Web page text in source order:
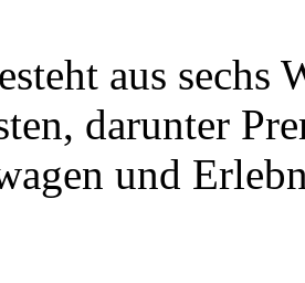
aus sechs
darunter
und